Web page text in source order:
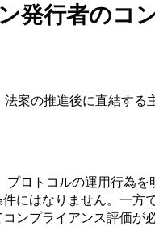
発行者のコ
案の推進後に直結する
ロトコルの運用行為を
にはなりません。一方
ンプライアンス評価が